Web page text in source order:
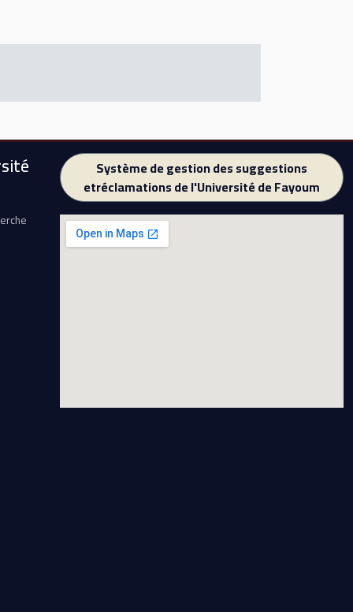
Système de gestion des suggestions
etréclamations de l'Université de Fayoum